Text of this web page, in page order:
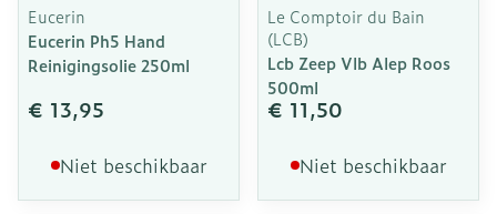
Eucerin
Eucerin Ph5 Hand
Reinigingsolie 250ml
€ 13,95
Niet beschikbaar
Le Comptoir du Bain
(LCB)
Lcb Zeep Vlb Alep Roos
500ml
€ 11,50
Niet beschikbaar